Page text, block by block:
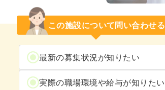
この施設について問い合わせる
最新の募集状況が知りたい
実際の職場環境や給与が知りたい